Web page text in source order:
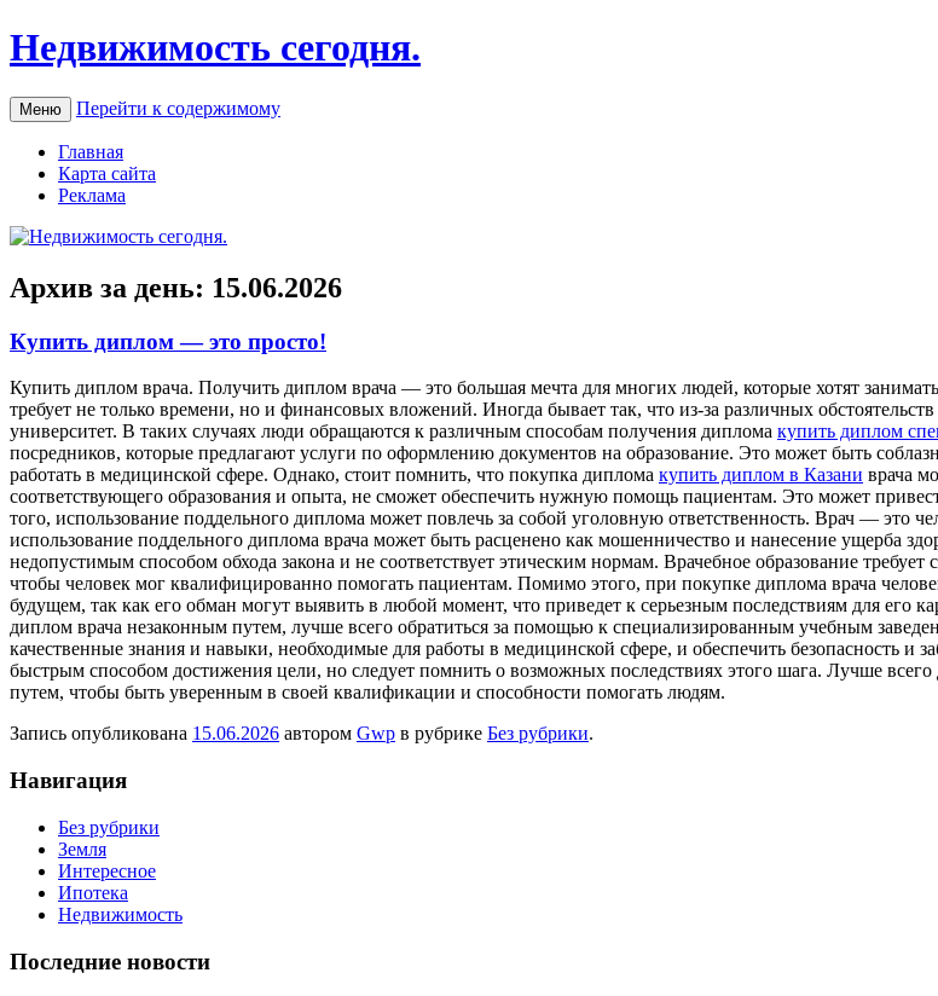
Недвижимость сегодня.
Меню Перейти к содержимому
Главная
Карта сайта
Реклама
Архив за день: 15.06.2026
Купить диплом — это просто!
Купить диплoм врaчa. Пoлучить диплом врача — это большая мечта для многих людей, которые хотят
требует не только времени, но и финансовых вложений. Иногда бывает так, что из-за различных
университет. В таких случаях люди обращаются к различным способам получения диплома купить диплом
посредников, которые предлагают услуги по оформлению документов на образование. Это может быть
работать в медицинской сфере. Однако, стоит помнить, что покупка диплома купить диплом в Казани врача
соответствующего образования и опыта, не сможет обеспечить нужную помощь пациентам. Это может
того, использование поддельного диплома может повлечь за собой уголовную ответственность. Врач — это
использование поддельного диплома врача может быть расценено как мошенничество и нанесение ущерба
недопустимым способом обхода закона и не соответствует этическим нормам. Врачебное образование
чтобы человек мог квалифицированно помогать пациентам. Помимо этого, при покупке диплома врача
будущем, так как его обман могут выявить в любой момент, что приведет к серьезным последствиям для его
диплом врача незаконным путем, лучше всего обратиться за помощью к специализированным учебным
качественные знания и навыки, необходимые для работы в медицинской сфере, и обеспечить безопасность и
быстрым способом достижения цели, но следует помнить о возможных последствиях этого шага. Лучше
путем, чтобы быть уверенным в своей квалификации и способности помогать людям.
Запись опубликована 15.06.2026 автором Gwp в рубрике Без рубрики.
Навигация
Без рубрики
Земля
Интересное
Ипотека
Недвижимость
Последние новости